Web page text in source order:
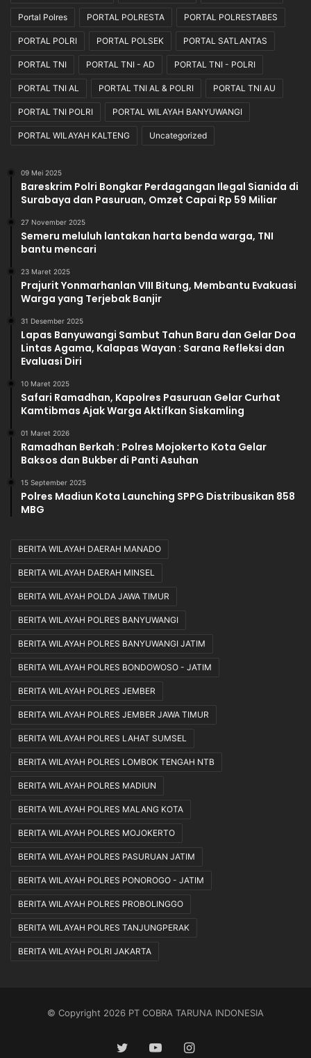
Portal Polres PORTAL POLRESTA PORTAL POLRESTABES
PORTAL POLRI PORTAL POLSEK PORTAL SATLANTAS
PORTAL TNI PORTAL TNI - AD PORTAL TNI - POLRI
PORTAL TNI AL PORTAL TNI AL & POLRI PORTAL TNI AU
PORTAL TNI POLRI PORTAL WILAYAH BANYUWANGI
PORTAL WILAYAH KALTENG Uncategorized
09 Mei 2025
Bareskrim Polri Bongkar Perdagangan Ilegal Sianida di
Surabaya dan Pasuruan, Omzet Capai Rp 59 Miliar
27 November 2025
Semeru meluluh lantakan harta benda warga, TNI
bantu mencari
23 Maret 2025
Prajurit Yonmarhanlan VIII Bitung, Membantu Evakuasi
Warga yang Terjebak Banjir
31 Desember 2025
Lapas Banyuwangi Sambut Tahun Baru dan Gelar Doa
Lintas Agama, Kalapas Wayan : Sarana Refleksi dan
Evaluasi Diri
10 Maret 2025
Safari Ramadhan, Kapolres Pasuruan Gelar Curhat
Kamtibmas Ajak Warga Aktifkan Siskamling
01 Maret 2026
Ramadhan Berkah : Polres Mojokerto Kota Gelar
Baksos dan Bukber di Panti Asuhan
15 September 2025
Polres Madiun Kota Launching SPPG Distribusikan 858
MBG
BERITA WILAYAH DAERAH MANADO
BERITA WILAYAH DAERAH MINSEL
BERITA WILAYAH POLDA JAWA TIMUR
BERITA WILAYAH POLRES BANYUWANGI
BERITA WILAYAH POLRES BANYUWANGI JATIM
BERITA WILAYAH POLRES BONDOWOSO - JATIM
BERITA WILAYAH POLRES JEMBER
BERITA WILAYAH POLRES JEMBER JAWA TIMUR
BERITA WILAYAH POLRES LAHAT SUMSEL
BERITA WILAYAH POLRES LOMBOK TENGAH NTB
BERITA WILAYAH POLRES MADIUN
BERITA WILAYAH POLRES MALANG KOTA
BERITA WILAYAH POLRES MOJOKERTO
BERITA WILAYAH POLRES PASURUAN JATIM
BERITA WILAYAH POLRES PONOROGO - JATIM
BERITA WILAYAH POLRES PROBOLINGGO
BERITA WILAYAH POLRES TANJUNGPERAK
BERITA WILAYAH POLRI JAKARTA
© Copyright 2026 PT COBRA TARUNA INDONESIA
TwitterYouTubeInstagram